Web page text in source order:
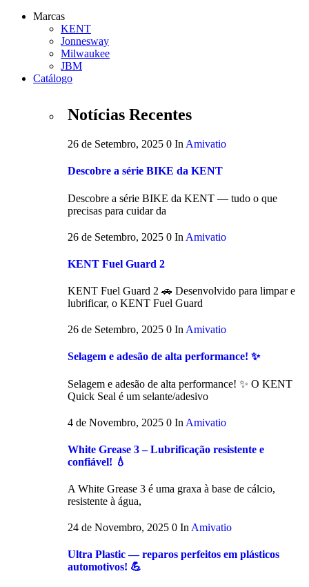
Marcas
KENT
Jonnesway
Milwaukee
JBM
Catálogo
Notícias Recentes
26 de Setembro, 2025 0 In Amivatio
Descobre a série BIKE da KENT
Descobre a série BIKE da KENT — tudo o que
precisas para cuidar da
26 de Setembro, 2025 0 In Amivatio
KENT Fuel Guard 2
KENT Fuel Guard 2 🚗 Desenvolvido para limpar e
lubrificar, o KENT Fuel Guard
26 de Setembro, 2025 0 In Amivatio
Selagem e adesão de alta performance! ✨
Selagem e adesão de alta performance! ✨ O KENT
Quick Seal é um selante/adesivo
4 de Novembro, 2025 0 In Amivatio
White Grease 3 – Lubrificação resistente e
confiável! 💧
A White Grease 3 é uma graxa à base de cálcio,
resistente à água,
24 de Novembro, 2025 0 In Amivatio
Ultra Plastic — reparos perfeitos em plásticos
automotivos! 💪